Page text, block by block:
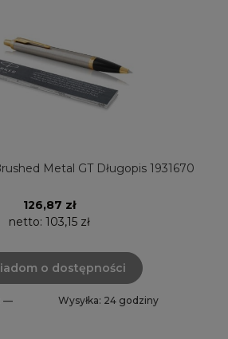
Metal GT Długopis 1931670
126,87 zł
netto: 103,15 zł
o dostępności
— Wysyłka: 24 godziny